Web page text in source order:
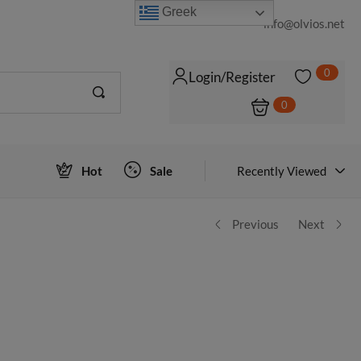
info@olvios.net
Login/Register 0
0
Hot Sale Recently Viewed
Previous Next
Greek